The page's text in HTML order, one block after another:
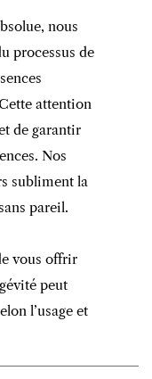
nous
processus de
attention
de garantir
Nos
subliment la
pareil.
vous offrir
peut
l’usage et